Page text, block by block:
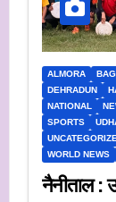
ALMORA
DEHRADUN
NATIONAL
SPORTS
WORLD NEWS
नैनीताल :